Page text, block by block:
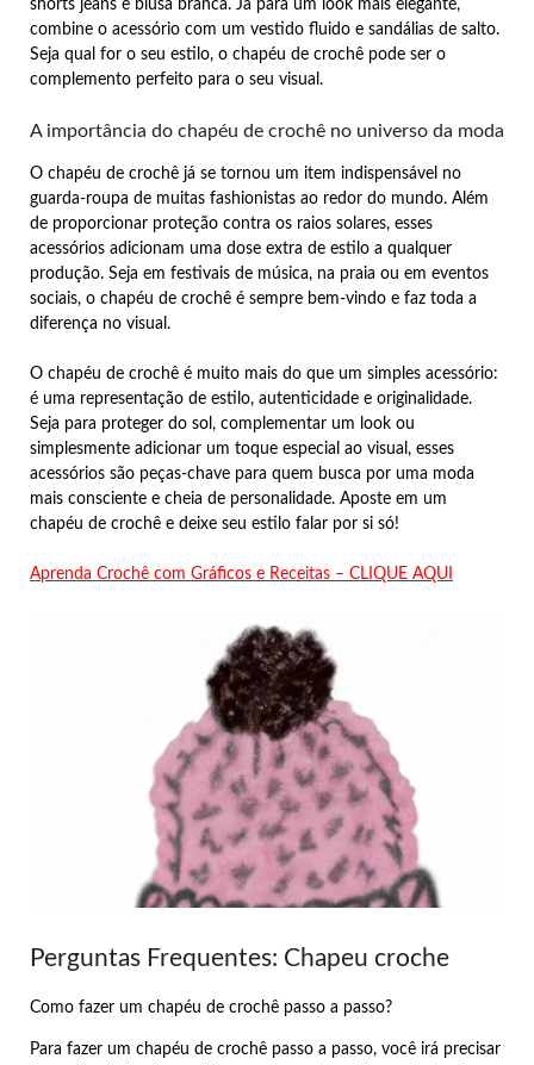
shorts jeans e blusa branca. Já para um look mais elegante,
combine o acessório com um vestido fluido e sandálias de salto.
Seja qual for o seu estilo, o chapéu de crochê pode ser o
complemento perfeito para o seu visual.
A importância do chapéu de crochê no universo da moda
O chapéu de crochê já se tornou um item indispensável no
guarda-roupa de muitas fashionistas ao redor do mundo. Além
de proporcionar proteção contra os raios solares, esses
acessórios adicionam uma dose extra de estilo a qualquer
produção. Seja em festivais de música, na praia ou em eventos
sociais, o chapéu de crochê é sempre bem-vindo e faz toda a
diferença no visual.
O chapéu de crochê é muito mais do que um simples acessório:
é uma representação de estilo, autenticidade e originalidade.
Seja para proteger do sol, complementar um look ou
simplesmente adicionar um toque especial ao visual, esses
acessórios são peças-chave para quem busca por uma moda
mais consciente e cheia de personalidade. Aposte em um
chapéu de crochê e deixe seu estilo falar por si só!
Aprenda Crochê com Gráficos e Receitas – CLIQUE AQUI
Perguntas Frequentes: Chapeu croche
Como fazer um chapéu de crochê passo a passo?
Para fazer um chapéu de crochê passo a passo, você irá precisar